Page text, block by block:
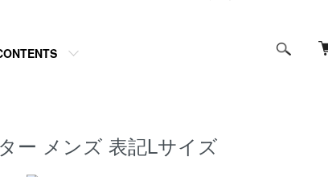
ー メンズ 表記Lサイズ